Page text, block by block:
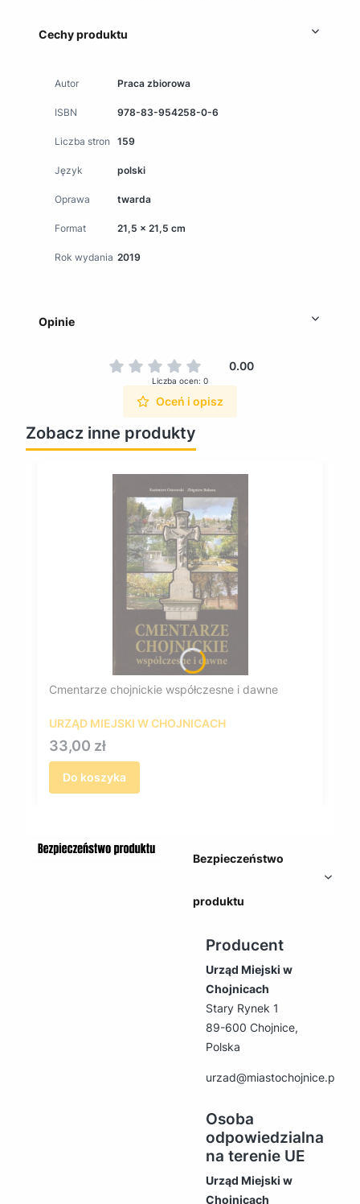
Cechy produktu
Autor Praca zbiorowa
ISBN 978-83-954258-0-6
Liczba stron 159
Język polski
Oprawa twarda
Format 21,5 x 21,5 cm
Rok wydania 2019
Opinie
0.00
Liczba ocen: 0
Oceń i opisz
Zobacz inne produkty
Cmentarze chojnickie współczesne i dawne
URZĄD MIEJSKI W CHOJNICACH
Cena
33,00 zł
Do koszyka
Bezpieczeństwo
produktu
Producent
Urząd Miejski w
Chojnicach
Stary Rynek 1
89-600 Chojnice,
Polska
urzad@miastochojnice.pl
Osoba
odpowiedzialna
na terenie UE
Urząd Miejski w
Chojnicach